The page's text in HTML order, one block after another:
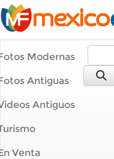
Modernas
Antiguas
Antiguos
Venta